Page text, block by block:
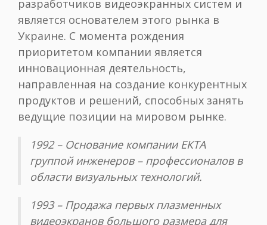
разработчиков видеоэкранных систем и
является основателем этого рынка в
Украине. С момента рождения
приоритетом компании является
инновационная деятельность,
направленная на создание конкурентных
продуктов и решений, способных занять
ведущие позиции на мировом рынке.
1992 – Основание компании ЕКТА
группой инженеров – профессионалов в
области визуальных технологий.
1993 – Продажа первых плазменных
видеоэкранов большого размера для